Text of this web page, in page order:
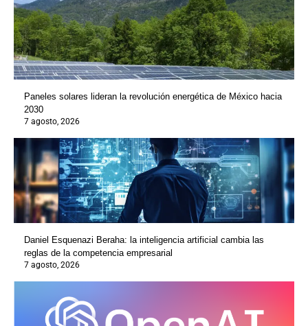
Paneles solares lideran la revolución energética de México hacia
2030
7 agosto, 2026
Daniel Esquenazi Beraha: la inteligencia artificial cambia las
reglas de la competencia empresarial
7 agosto, 2026